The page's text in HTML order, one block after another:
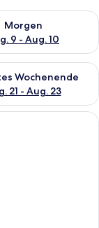
Aug. 8 - Aug. 9.
Morgen
9 - Aug. 10
Verfügbarkeit
Aug. 14
Wochenende
21 - Aug. 23
Verfügbarkeit
mit Whirlpool,